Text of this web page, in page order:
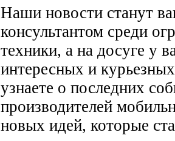
Наши новости станут
консультантом среди
техники, а на досуге у
интересных и
узнаете о последних
производителей
новых идей, которые